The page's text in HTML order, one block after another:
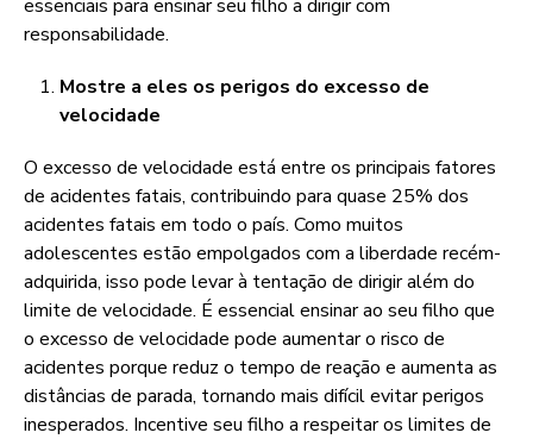
essenciais para ensinar seu filho a dirigir com
responsabilidade.
Mostre a eles os perigos do excesso de
velocidade
O excesso de velocidade está entre os principais fatores
de acidentes fatais, contribuindo para quase 25% dos
acidentes fatais em todo o país. Como muitos
adolescentes estão empolgados com a liberdade recém-
adquirida, isso pode levar à tentação de dirigir além do
limite de velocidade. É essencial ensinar ao seu filho que
o excesso de velocidade pode aumentar o risco de
acidentes porque reduz o tempo de reação e aumenta as
distâncias de parada, tornando mais difícil evitar perigos
inesperados. Incentive seu filho a respeitar os limites de